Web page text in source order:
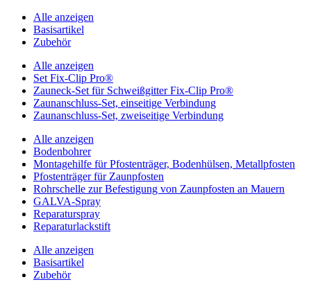
Alle anzeigen
Basisartikel
Zubehör
Alle anzeigen
Set Fix-Clip Pro®
Zauneck-Set für Schweißgitter Fix-Clip Pro®
Zaunanschluss-Set, einseitige Verbindung
Zaunanschluss-Set, zweiseitige Verbindung
Alle anzeigen
Bodenbohrer
Montagehilfe für Pfostenträger, Bodenhülsen, Metallpfosten
Pfostenträger für Zaunpfosten
Rohrschelle zur Befestigung von Zaunpfosten an Mauern
GALVA-Spray
Reparaturspray
Reparaturlackstift
Alle anzeigen
Basisartikel
Zubehör